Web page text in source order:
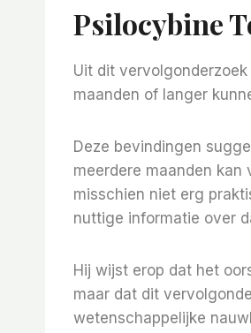
Psilocybine
Uit dit
maanden of langer
Deze bevindingen
meerdere maanden kan
misschien niet erg
nuttige informatie over
Hij wijst erop dat het
maar dat dit
wetenschappelijke